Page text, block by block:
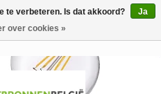
te verbeteren. Is dat akkoord?
Ja
over cookies »